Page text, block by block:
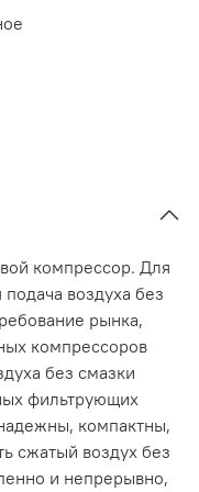
компрессор. Для
воздуха без
рынка,
компрессоров
без смазки
фильтрующих
компактны,
сжатый воздух без
и непрерывно,